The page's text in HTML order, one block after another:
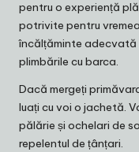
pentru o experiență
potrivite pentru
încălțăminte adecvată
plimbările cu barca.
Dacă mergeți
luați cu voi o jachetă.
pălărie și ochelari de
repelentul de țânțari.